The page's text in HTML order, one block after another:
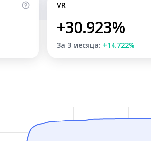
VR
+30.923%
За 3 месяца: +14.722%